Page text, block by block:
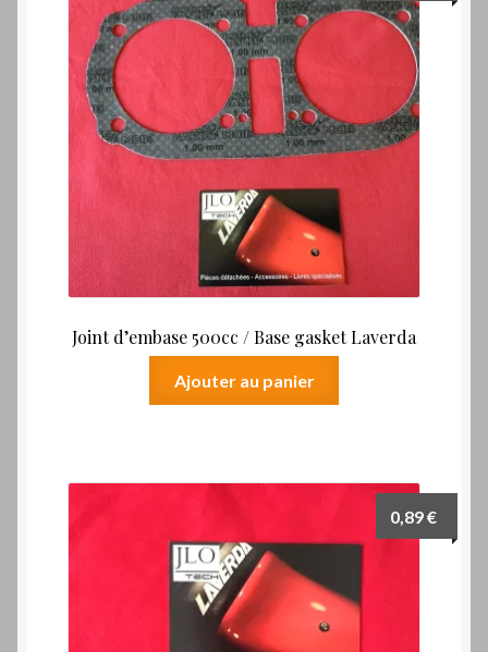
Joint d’embase 500cc / Base gasket Laverda
Ajouter au panier
0,89€